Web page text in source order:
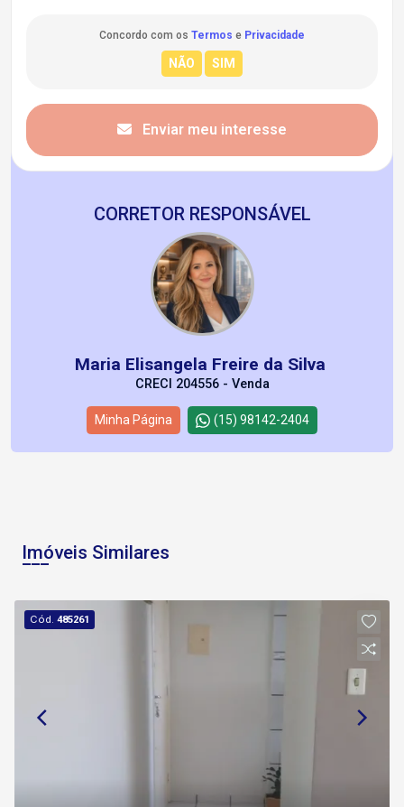
Concordo com os Termos e Privacidade
Enviar meu interesse
CORRETOR RESPONSÁVEL
Maria Elisangela Freire da Silva
CRECI 204556 - Venda
Minha Página (15) 98142-2404
Imóveis Similares
Cód.485261